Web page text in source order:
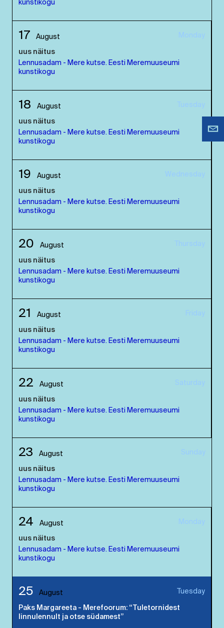
kunstikogu
17 August Monday
uus näitus
Lennusadam - Mere kutse. Eesti Meremuuseumi
kunstikogu
18 August Tuesday
uus näitus
Lennusadam - Mere kutse. Eesti Meremuuseumi
kunstikogu
19 August Wednesday
uus näitus
Lennusadam - Mere kutse. Eesti Meremuuseumi
kunstikogu
20 August Thursday
uus näitus
Lennusadam - Mere kutse. Eesti Meremuuseumi
kunstikogu
21 August Friday
uus näitus
Lennusadam - Mere kutse. Eesti Meremuuseumi
kunstikogu
22 August Saturday
uus näitus
Lennusadam - Mere kutse. Eesti Meremuuseumi
kunstikogu
23 August Sunday
uus näitus
Lennusadam - Mere kutse. Eesti Meremuuseumi
kunstikogu
24 August Monday
uus näitus
Lennusadam - Mere kutse. Eesti Meremuuseumi
kunstikogu
25 August Tuesday
Paks Margareeta - Merefoorum: “Tuletornidest
linnulennult ja otse südamest”